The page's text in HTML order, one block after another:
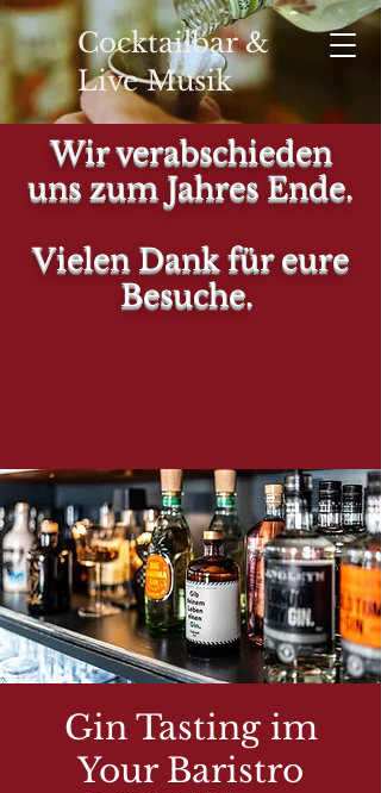
Cocktailbar &
Live Musik
Wir verabschieden
uns zum Jahres Ende.
Vielen Dank für eure
Besuche.
Gin Tasting im
Your Baristro